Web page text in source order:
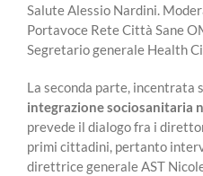
Salute Alessio Nardini.
Portavoce Rete Città Sane
Segretario generale Health
La seconda parte, incentrata
integrazione sociosanitaria
prevede il dialogo fra i
primi cittadini, pertanto
direttrice generale AST